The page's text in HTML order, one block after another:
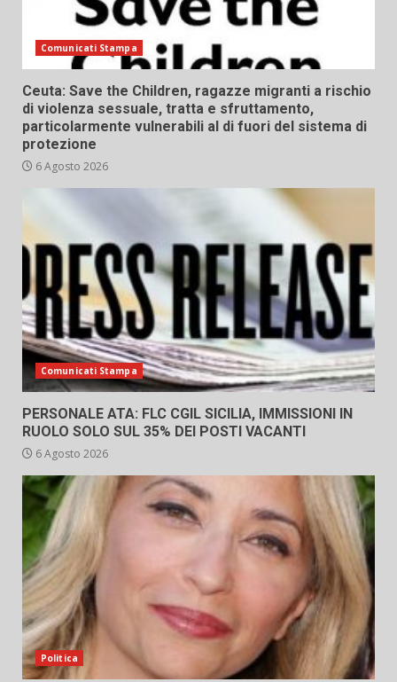
Comunicati Stampa
Ceuta: Save the Children, ragazze migranti a rischio
di violenza sessuale, tratta e sfruttamento,
particolarmente vulnerabili al di fuori del sistema di
protezione
6 Agosto 2026
Comunicati Stampa
PERSONALE ATA: FLC CGIL SICILIA, IMMISSIONI IN
RUOLO SOLO SUL 35% DEI POSTI VACANTI
6 Agosto 2026
Politica